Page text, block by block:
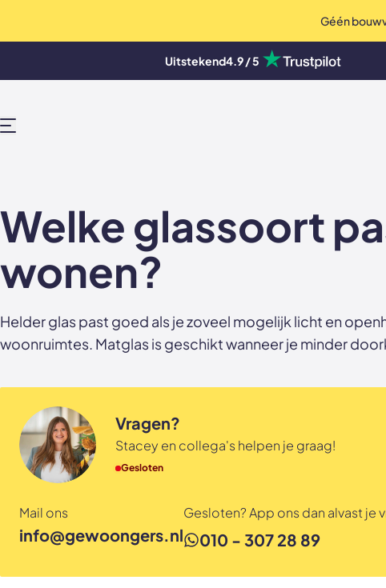
Géén
Uitstekend4.9 / 5
op Trustpilot
MENU
Welke glassoort
wonen?
Helder glas past goed als je zoveel mogelijk licht en
woonruimtes. Matglas is geschikt wanneer je minder
Vragen?
Stacey en collega's helpen je graag!
Gesloten
Mail ons
info@gewoongers.nl
Gesloten? App ons dan alvast je
010 - 307 28 89